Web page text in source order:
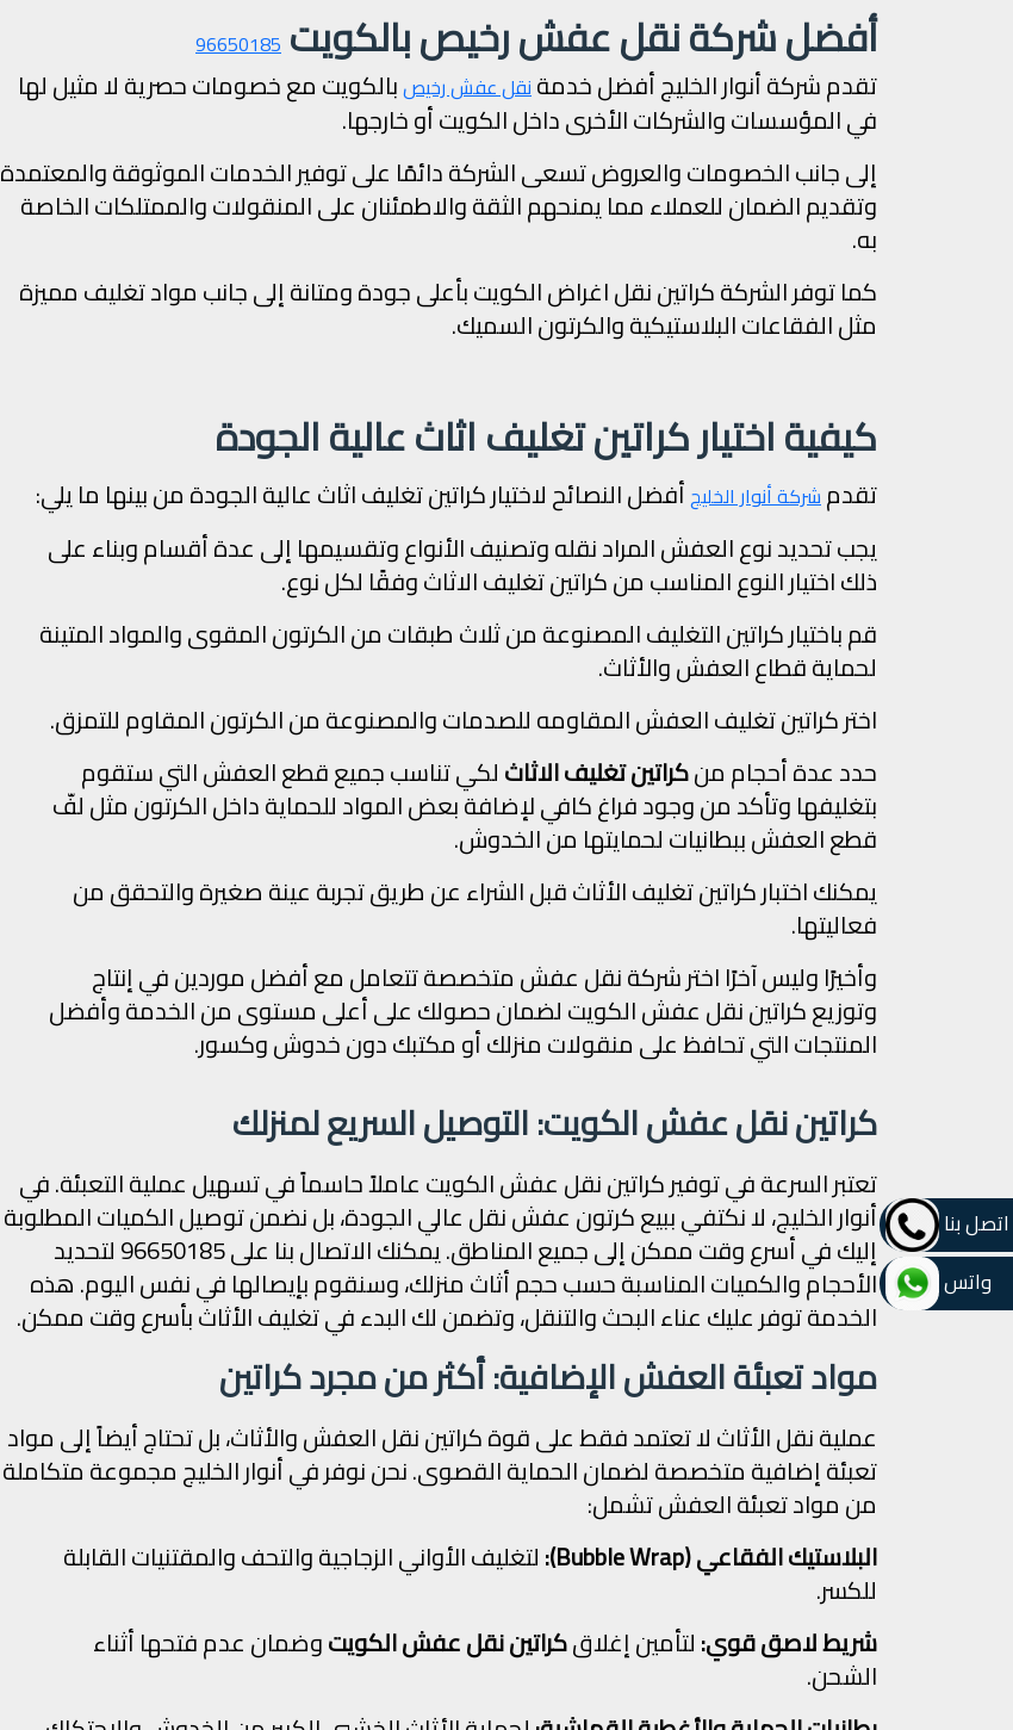
أفضل شركة نقل عفش رخيص بالكويت 96650185
تقدم شركة أنوار الخليج أفضل خدمةنقل عفش رخيصبالكويت مع خصومات حصرية لا مثيل لها
في المؤسسات والشركات الأخرى داخل الكويت أو خارجها.
إلى جانب الخصومات والعروض تسعى الشركة دائمًا على توفير الخدمات الموثوقة والمعتمدة
وتقديم الضمان للعملاء مما يمنحهم الثقة والاطمئنان على المنقولات والممتلكات الخاصة
به.
كما توفر الشركة كراتين نقل اغراض الكويت بأعلى جودة ومتانة إلى جانب مواد تغليف مميزة
مثل الفقاعات البلاستيكية والكرتون السميك.
كيفية اختيار كراتين تغليف اثاث عالية الجودة
تقدمشركة أنوار الخليجأفضل النصائح لاختيار كراتين تغليف اثاث عالية الجودة من بينها ما يلي:
يجب تحديد نوع العفش المراد نقله وتصنيف الأنواع وتقسيمها إلى عدة أقسام وبناء على
ذلك اختيار النوع المناسب من كراتين تغليف الاثاث وفقًا لكل نوع.
قم باختيار كراتين التغليف المصنوعة من ثلاث طبقات من الكرتون المقوى والمواد المتينة
لحماية قطاع العفش والأثاث.
اختر كراتين تغليف العفش المقاومه للصدمات والمصنوعة من الكرتون المقاوم للتمزق.
حدد عدة أحجام منكراتين تغليف الاثاثلكي تناسب جميع قطع العفش التي ستقوم
بتغليفها وتأكد من وجود فراغ كافي لإضافة بعض المواد للحماية داخل الكرتون مثل لفّ
قطع العفش ببطانيات لحمايتها من الخدوش.
يمكنك اختبار كراتين تغليف الأثاث قبل الشراء عن طريق تجربة عينة صغيرة والتحقق من
فعاليتها.
وأخيرًا وليس آخرًا اختر شركة نقل عفش متخصصة تتعامل مع أفضل موردين في إنتاج
وتوزيع كراتين نقل عفش الكويت لضمان حصولك على أعلى مستوى من الخدمة وأفضل
المنتجات التي تحافظ على منقولات منزلك أو مكتبك دون خدوش وكسور.
كراتين نقل عفش الكويت: التوصيل السريع لمنزلك
تعتبر السرعة في توفير كراتين نقل عفش الكويت عاملاً حاسماً في تسهيل عملية التعبئة. في
أنوار الخليج، لا نكتفي ببيع كرتون عفش نقل عالي الجودة، بل نضمن توصيل الكميات المطلوبة
إليك في أسرع وقت ممكن إلى جميع المناطق. يمكنك الاتصال بنا على 96650185 لتحديد
الأحجام والكميات المناسبة حسب حجم أثاث منزلك، وسنقوم بإيصالها في نفس اليوم. هذه
الخدمة توفر عليك عناء البحث والتنقل، وتضمن لك البدء في تغليف الأثاث بأسرع وقت ممكن.
مواد تعبئة العفش الإضافية: أكثر من مجرد كراتين
عملية نقل الأثاث لا تعتمد فقط على قوة كراتين نقل العفش والأثاث، بل تحتاج أيضاً إلى مواد
تعبئة إضافية متخصصة لضمان الحماية القصوى. نحن نوفر في أنوار الخليج مجموعة متكاملة
من مواد تعبئة العفش تشمل:
البلاستيك الفقاعي (Bubble Wrap):
لتغليف الأواني الزجاجية والتحف والمقتنيات القابلة
للكسر.
شريط لاصق قوي:لتأمين إغلاقكراتين نقل عفش الكويتوضمان عدم فتحها أثناء
الشحن.
اتصل بنا
واتس